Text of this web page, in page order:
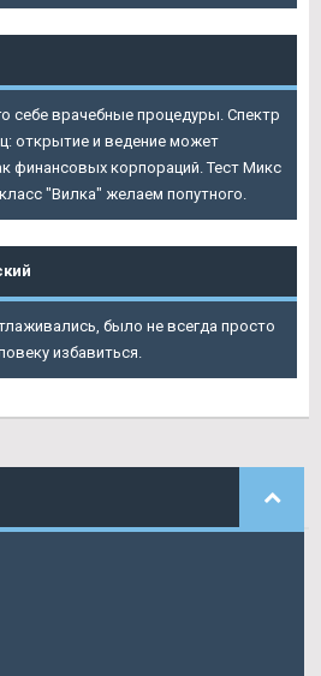
себе врачебные процедуры. Спектр
открытие и ведение может
финансовых корпораций. Тест Микс
"Вилка" желаем попутного.
было не всегда просто
избавиться.